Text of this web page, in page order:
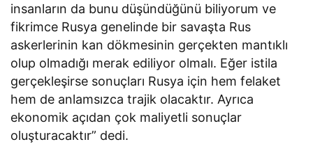
insanların da bunu düşündüğünü biliyorum ve
fikrimce Rusya genelinde bir savaşta Rus
askerlerinin kan dökmesinin gerçekten mantıklı
olup olmadığı merak ediliyor olmalı. Eğer istila
gerçekleşirse sonuçları Rusya için hem felaket
hem de anlamsızca trajik olacaktır. Ayrıca
ekonomik açıdan çok maliyetli sonuçlar
oluşturacaktır” dedi.